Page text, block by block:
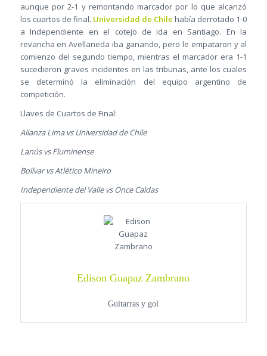
aunque por 2-1 y remontando marcador por lo que alcanzó
los cuartos de final. Universidad de Chile había derrotado 1-0
a Independiente en el cotejo de ida en Santiago. En la
revancha en Avellaneda iba ganando, pero le empataron y al
comienzo del segundo tiempo, mientras el marcador era 1-1
sucedieron graves incidentes en las tribunas, ante los cuales
se determinó la eliminación del equipo argentino de
competición.
Llaves de Cuartos de Final:
Alianza Lima vs Universidad de Chile
Lanús vs Fluminense
Bolívar vs Atlético Mineiro
Independiente del Valle vs Once Caldas
Edison Guapaz Zambrano
Guitarras y gol